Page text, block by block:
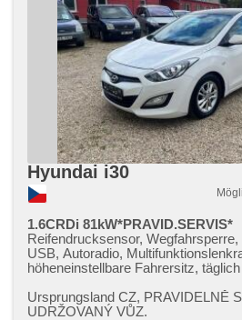
Hyundai i30
1.6CRDi 81kW*PRAVID.SERVIS*
Reifendrucksensor,
USB, Autoradio,
höheneinstellbare Fahrersitz,
Seitenscheiben,
Spieler, Zentralverriegelung mit
Ursprungsland CZ,​ PRAVIDELNĚ
UDRŽOVANÝ VŮZ.